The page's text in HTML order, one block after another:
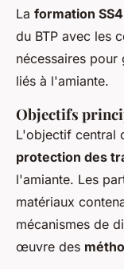
La formation SS4
du BTP avec les
nécessaires pour
liés à l'amiante.
Objectifs
L'objectif central
protection des
l'amiante. Les
matériaux
mécanismes de
œuvre des